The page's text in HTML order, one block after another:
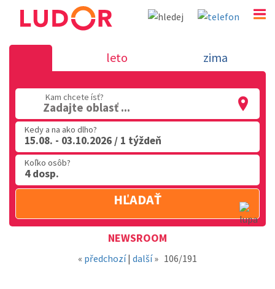
Novinka 3.9.2018 - dovolenka v
02 2063 3182
Po-Pia: 9.00 - 16.00
leto zima
Kam chcete ísť?
Zadajte oblasť ...
Kedy a na ako dlho?
15.08. - 03.10.2026 / 1 týždeň
Koľko osôb?
4 dosp.
HĽADAŤ
NEWSROOM
« předchozí| další» 106/191